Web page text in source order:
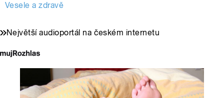
Vesele a zdravě
Největší audioportál na českém internetu